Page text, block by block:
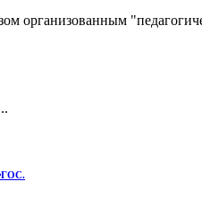
организованным